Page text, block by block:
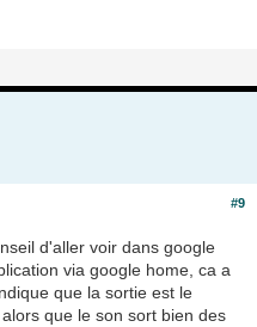
#9
d'aller voir dans google
via google home, ca a
que la sortie est le
que le son sort bien des